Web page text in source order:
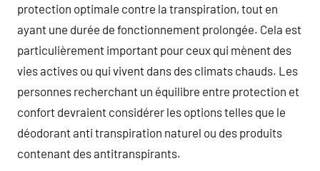
protection optimale contre la transpiration, tout en
ayant une durée de fonctionnement prolongée. Cela est
particulièrement important pour ceux qui mènent des
vies actives ou qui vivent dans des climats chauds. Les
personnes recherchant un équilibre entre protection et
confort devraient considérer les options telles que le
déodorant anti transpiration naturel ou des produits
contenant des antitranspirants.